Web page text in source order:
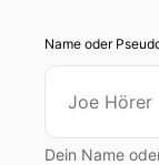
Name oder
Dein Name